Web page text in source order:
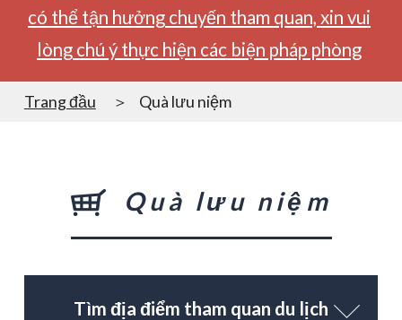
có thể tận hưởng chuyến tham quan, xin vui
lòng chú ý thực hiện các biện pháp phòng
Trang đầu Quà lưu niệm
Quà lưu niệm
Tìm địa điểm tham quan du lịch